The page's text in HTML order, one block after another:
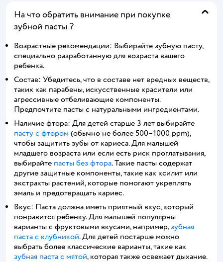
На что обратить внимание при покупке
зубной пасты ?
Возрастные рекомендации: Выбирайте зубную пасту,
специально разработанную для возраста вашего
ребенка.
Состав: Убедитесь, что в составе нет вредных веществ,
таких как парабены, искусственные красители или
агрессивные отбеливающие компоненты.
Предпочтите пасты с натуральными ингредиентами.
Наличие фтора: Для детей старше 3 лет выбирайте
пасту с фтором (обычно не более 500–1000 ppm),
чтобы защитить зубы от кариеса. Для малышей
младшего возраста или если есть риск проглатывания,
выбирайте пасты без фтора. Такие пасты содержат
другие защитные компоненты, такие как ксилит или
экстракты растений, которые помогают укреплять
эмаль и предотвращать кариес.
Вкус: Паста должна иметь приятный вкус, который
понравится ребенку. Для малышей популярны
варианты с фруктовыми вкусами, например,зубная
паста с клубникой. Для детей постарше можно
выбрать более классические варианты, такие как
зубная паста с мятой, которая также освежает дыхание.